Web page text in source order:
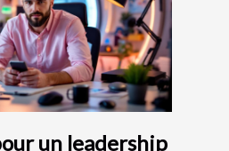
un leadership